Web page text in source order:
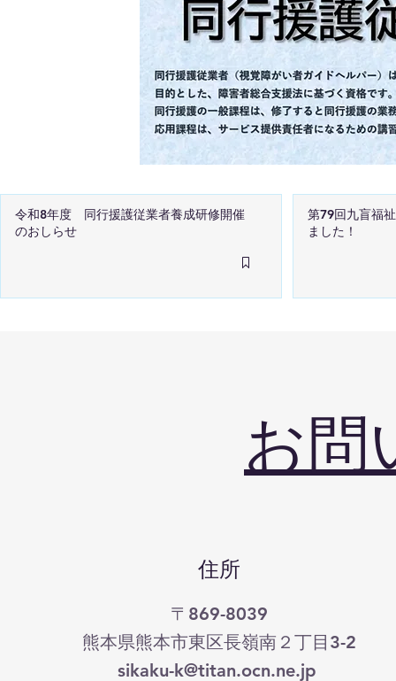
令和8年度 同行援護従業者養成研修開催
のおしらせ
第79回九盲福
ました！
お問
住所
〒869-8039
熊本県熊本市東区長嶺南２丁目3-2
sikaku-k@titan.ocn.ne.jp